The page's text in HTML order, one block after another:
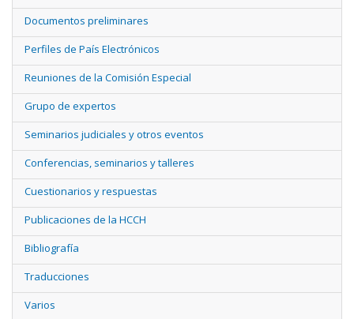
Documentos preliminares
Perfiles de País Electrónicos
Reuniones de la Comisión Especial
Grupo de expertos
Seminarios judiciales y otros eventos
Conferencias, seminarios y talleres
Cuestionarios y respuestas
Publicaciones de la HCCH
Bibliografía
Traducciones
Varios